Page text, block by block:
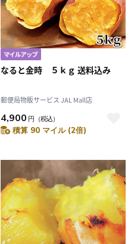
なると金時 ５ｋｇ 送料込み
郵便局物販サービス JAL Mall店
4,900 円 （税込）
積算 90 マイル (2倍)